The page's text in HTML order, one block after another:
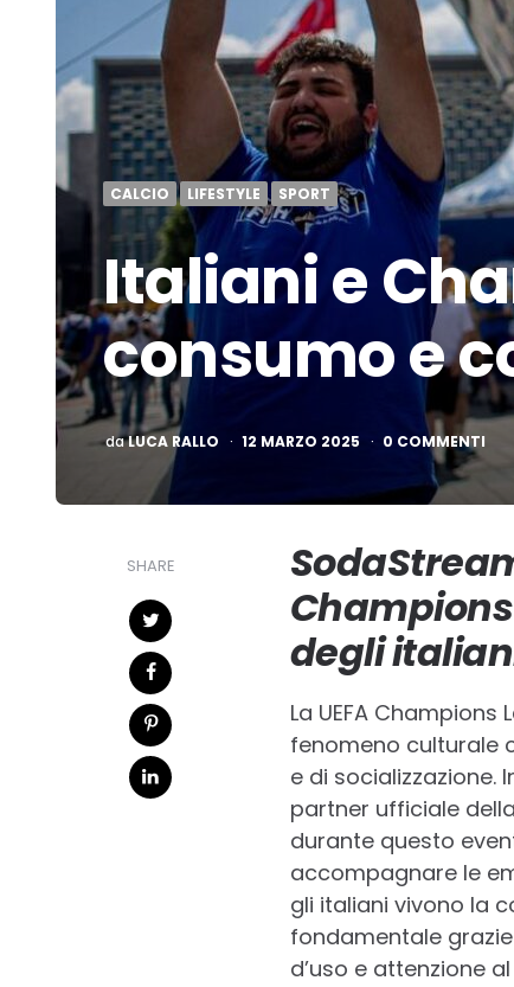
CALCIO LIFESTYLE SPORT
Italiani e
consumo e
PUBBLICATO
daLUCA RALLO 12 MARZO 2025 0 COMMENTI
SHARE
degli
La UEFA
fenomeno culturale
e di socializzazione.
partner ufficiale
durante questo
accompagnare le
gli italiani vivono la
fondamentale
d’uso e attenzione